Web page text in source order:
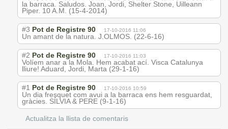
la barraca. Saludos. Joan, Jordi, Shelter Stone, Uilleann
Piper. 10 A.M. (15-4-2014)
#3 Pot de Registre 90 17-10-2016 11:06
Un amant de la natura. J.OLMOS. (22-6-16)
#2 Pot de Registre 90 17-10-2016 11:03
Volíem anar a la Mola. Hem acabat ací. Visca Catalunya
lliure! Aduard, Jordi, Marta (29-1-16)
#1 Pot de Registre 90 17-10-2016 10:59
Un dia fresquet com avui a la barraca ens hem resguardat,
gràcies. SÍLVIA & PERE (9-1-16)
Actualitza la llista de comentaris